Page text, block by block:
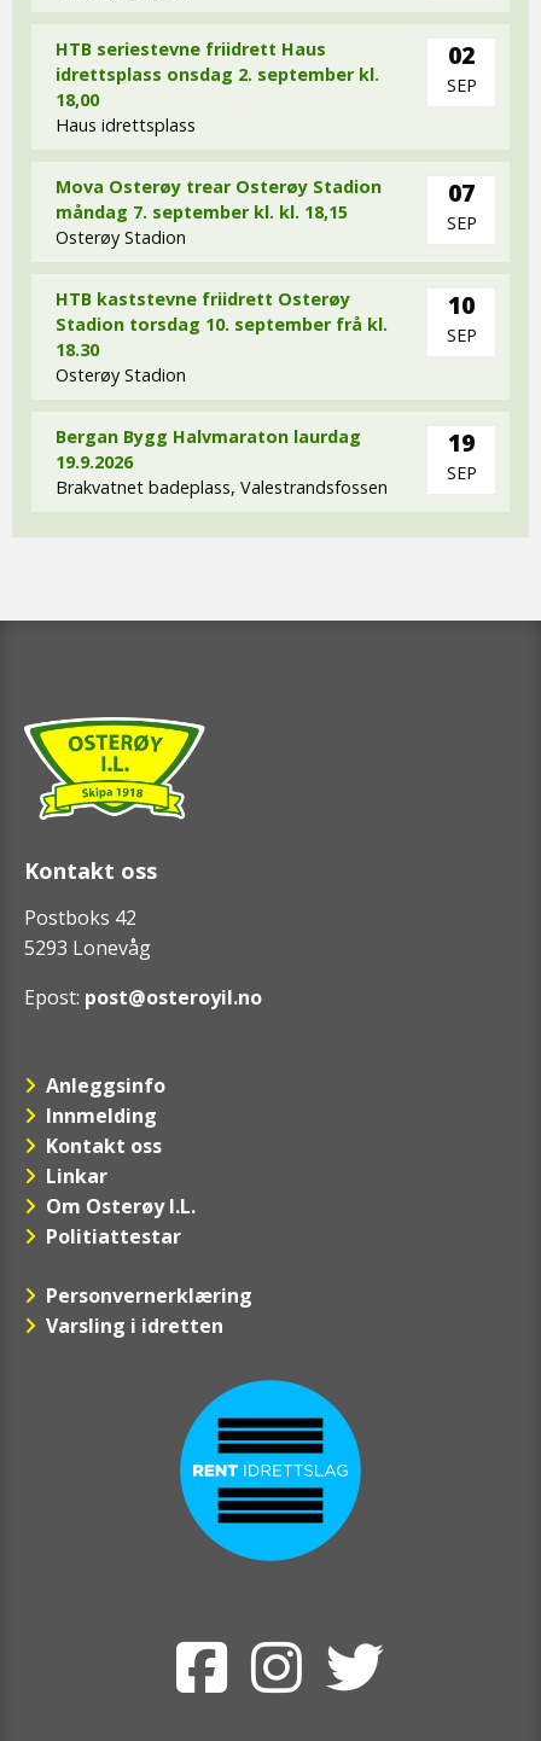
HTB seriestevne friidrett Haus
idrettsplass onsdag 2. september kl.
18,00
Haus idrettsplass
02
SEP
Mova Osterøy trear Osterøy Stadion
måndag 7. september kl. kl. 18,15
Osterøy Stadion
07
SEP
HTB kaststevne friidrett Osterøy
Stadion torsdag 10. september frå kl.
18.30
Osterøy Stadion
10
SEP
Bergan Bygg Halvmaraton laurdag
19.9.2026
Brakvatnet badeplass, Valestrandsfossen
19
SEP
Kontakt oss
Postboks 42
5293 Lonevåg
Epost: post@osteroyil.no
Anleggsinfo
Innmelding
Kontakt oss
Linkar
Om Osterøy I.L.
Politiattestar
Personvernerklæring
Varsling i idretten